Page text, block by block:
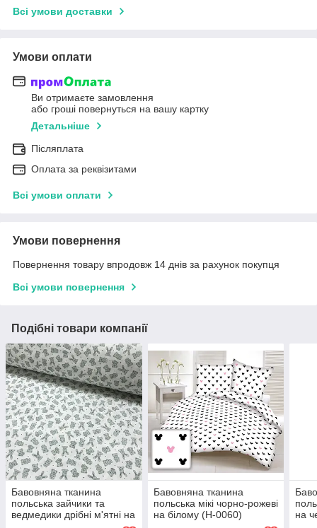
Всі умови доставки
Умови оплати
Ви отримаєте замовлення
або гроші повернуться на вашу картку
Детальніше
Післяплата
Оплата за реквізитами
Всі умови оплати
Умови повернення
Повернення товару впродовж 14 днів за рахунок покупця
Всі умови повернення
Подібні товари компанії
Бавовняна тканина
польська зайчики та
ведмедики дрібні м'ятні на
Бавовняна тканина
польська мікі чорно-рожеві
на білому (Н-0060)
на